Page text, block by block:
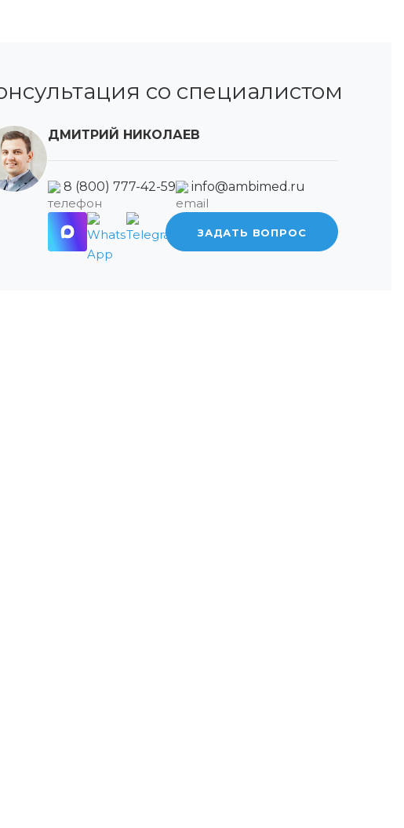
со специалистом
ДМИТРИЙ НИКОЛАЕВ
8 (800) 777-42-59 info@ambimed.ru
ЗАДАТЬ ВОПРОС